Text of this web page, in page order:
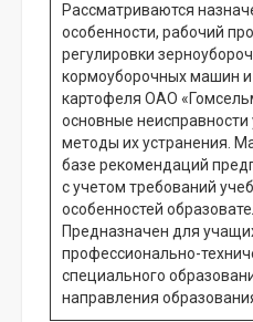
Рассматриваются
особенности, рабочий
регулировки
кормоуборочных машин
картофеля ОАО
основные
методы их устранения.
базе рекомендаций
с учетом требований
особенностей
Предназначен для
профессионально-
специального
направления